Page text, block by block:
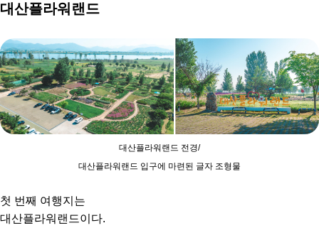
대산플라워랜드
대산플라워랜드 전경/
대산플라워랜드 입구에 마련된 글자 조형물
첫 번째 여행지는
대산플라워랜드이다.